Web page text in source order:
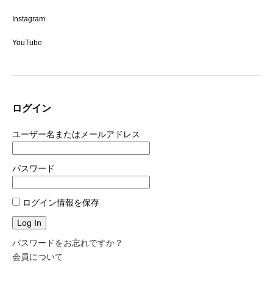
Instagram
YouTube
ログイン
ユーザー名またはメールアドレス
パスワード
ログイン情報を保存
パスワードをお忘れですか？
会員について